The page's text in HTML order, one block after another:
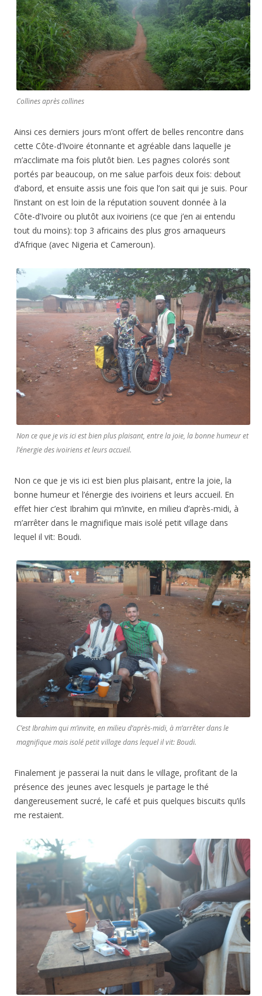
Collines après collines
Ainsi ces derniers jours m’ont offert de belles rencontre dans
cette Côte-d’Ivoire étonnante et agréable dans laquelle je
m’acclimate ma fois plutôt bien. Les pagnes colorés sont
portés par beaucoup, on me salue parfois deux fois: debout
d’abord, et ensuite assis une fois que l’on sait qui je suis. Pour
l’instant on est loin de la réputation souvent donnée à la
Côte-d’Ivoire ou plutôt aux ivoiriens (ce que j’en ai entendu
tout du moins): top 3 africains des plus gros arnaqueurs
d’Afrique (avec Nigeria et Cameroun).
Non ce que je vis ici est bien plus plaisant, entre la joie, la bonne humeur et
l’énergie des ivoiriens et leurs accueil.
Non ce que je vis ici est bien plus plaisant, entre la joie, la
bonne humeur et l’énergie des ivoiriens et leurs accueil. En
effet hier c’est Ibrahim qui m’invite, en milieu d’après-midi, à
m’arrêter dans le magnifique mais isolé petit village dans
lequel il vit: Boudi.
C’est Ibrahim qui m’invite, en milieu d’après-midi, à m’arrêter dans le
magnifique mais isolé petit village dans lequel il vit: Boudi.
Finalement je passerai la nuit dans le village, profitant de la
présence des jeunes avec lesquels je partage le thé
dangereusement sucré, le café et puis quelques biscuits qu’ils
me restaient.